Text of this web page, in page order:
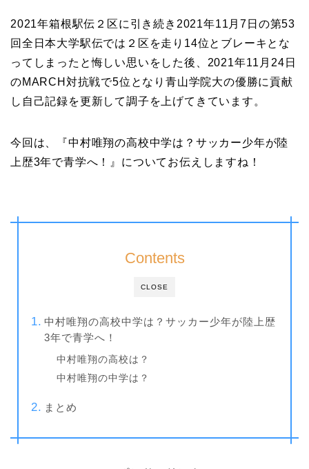
2021年箱根駅伝２区に引き続き2021年11月7日の第53
回全日本大学駅伝では２区を走り14位とブレーキとな
ってしまったと悔しい思いをした後、2021年11月24日
のMARCH対抗戦で5位となり青山学院大の優勝に貢献
し自己記録を更新して調子を上げてきています。
今回は、『中村唯翔の高校中学は？サッカー少年が陸
上歴3年で青学へ！』についてお伝えしますね！
CLOSE
Contents
中村唯翔の高校中学は？サッカー少年が陸上歴
3年で青学へ！
中村唯翔の高校は？
中村唯翔の中学は？
まとめ